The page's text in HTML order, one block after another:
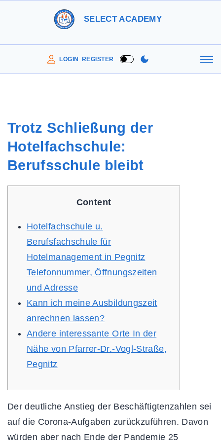
SELECT ACADEMY
LOGIN REGISTER
Trotz Schließung der
Hotelfachschule:
Berufsschule bleibt
Content
Hotelfachschule u.
Berufsfachschule für
Hotelmanagement in Pegnitz
Telefonnummer, Öffnungszeiten
und Adresse
Kann ich meine Ausbildungszeit
anrechnen lassen?
Andere interessante Orte In der
Nähe von Pfarrer-Dr.-Vogl-Straße,
Pegnitz
Der deutliche Anstieg der Beschäftigtenzahlen sei
auf die Corona-Aufgaben zurückzuführen. Davon
würden aber nach Ende der Pandemie 25